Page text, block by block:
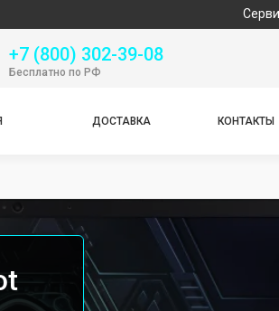
Сервисный
+7 (800) 302-39-08
Бесплатно по РФ
ДОСТАВКА КОНТАКТЫ